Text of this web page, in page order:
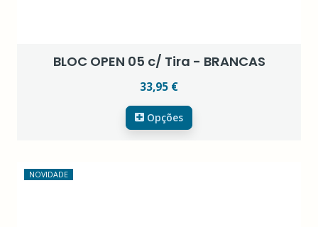
BLOC OPEN 05 c/ Tira - BRANCAS
33,95 €
Opções
NOVIDADE